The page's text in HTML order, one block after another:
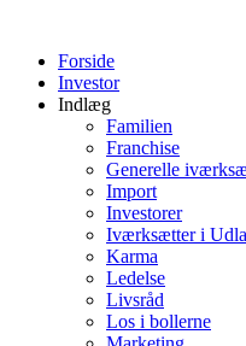
indholdForside
Investor
Indlæg
Familien
Franchise
Generelle
Import
Investorer
Iværksætter i
Karma
Ledelse
Livsråd
Los i bollerne